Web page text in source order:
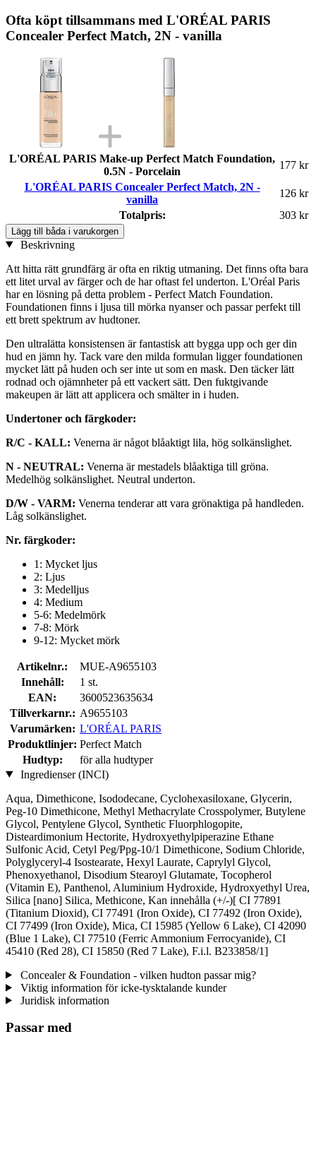
Ofta köpt tillsammans med L'ORÉAL PARIS
Concealer Perfect Match, 2N - vanilla
L'ORÉAL PARIS Make-up Perfect Match Foundation,
0.5N - Porcelain
177 kr
L'ORÉAL PARIS Concealer Perfect Match, 2N -
vanilla
126 kr
Totalpris:
303 kr
Lägg till båda i varukorgen
Beskrivning
Att hitta rätt grundfärg är ofta en riktig utmaning. Det finns ofta bara
ett litet urval av färger och de har oftast fel underton. L'Oréal Paris
har en lösning på detta problem - Perfect Match Foundation.
Foundationen finns i ljusa till mörka nyanser och passar perfekt till
ett brett spektrum av hudtoner.
Den ultralätta konsistensen är fantastisk att bygga upp och ger din
hud en jämn hy. Tack vare den milda formulan ligger foundationen
mycket lätt på huden och ser inte ut som en mask. Den täcker lätt
rodnad och ojämnheter på ett vackert sätt. Den fuktgivande
makeupen är lätt att applicera och smälter in i huden.
Undertoner och färgkoder:
R/C - KALL: Venerna är något blåaktigt lila, hög solkänslighet.
N - NEUTRAL: Venerna är mestadels blåaktiga till gröna.
Medelhög solkänslighet. Neutral underton.
D/W - VARM: Venerna tenderar att vara grönaktiga på handleden.
Låg solkänslighet.
Nr. färgkoder:
1: Mycket ljus
2: Ljus
3: Medelljus
4: Medium
5-6: Medelmörk
7-8: Mörk
9-12: Mycket mörk
Artikelnr.:
MUE-A9655103
Innehåll:
1 st.
EAN:
3600523635634
Tillverkarnr.: A9655103
Varumärken: L'ORÉAL PARIS
Produktlinjer: Perfect Match
Hudtyp:
för alla hudtyper
Ingredienser (INCI)
Aqua, Dimethicone, Isododecane, Cyclohexasiloxane, Glycerin,
Peg-10 Dimethicone, Methyl Methacrylate Crosspolymer, Butylene
Glycol, Pentylene Glycol, Synthetic Fluorphlogopite,
Disteardimonium Hectorite, Hydroxyethylpiperazine Ethane
Sulfonic Acid, Cetyl Peg/Ppg-10/1 Dimethicone, Sodium Chloride,
Polyglyceryl-4 Isostearate, Hexyl Laurate, Caprylyl Glycol,
Phenoxyethanol, Disodium Stearoyl Glutamate, Tocopherol
(Vitamin E), Panthenol, Aluminium Hydroxide, Hydroxyethyl Urea,
Silica [nano] Silica, Methicone, Kan innehålla (+/-)[ CI 77891
(Titanium Dioxid), CI 77491 (Iron Oxide), CI 77492 (Iron Oxide),
CI 77499 (Iron Oxide), Mica, CI 15985 (Yellow 6 Lake), CI 42090
(Blue 1 Lake), CI 77510 (Ferric Ammonium Ferrocyanide), CI
45410 (Red 28), CI 15850 (Red 7 Lake), F.i.l. B233858/1]
Concealer & Foundation - vilken hudton passar mig?
Viktig information för icke-tysktalande kunder
Juridisk information
Passar med